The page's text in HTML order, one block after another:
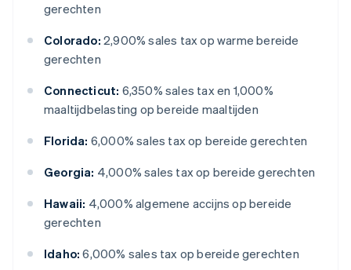
gerechten
Colorado: 2,900% sales tax op warme bereide
gerechten
Connecticut: 6,350% sales tax en 1,000%
maaltijdbelasting op bereide maaltijden
Florida: 6,000% sales tax op bereide gerechten
Georgia: 4,000% sales tax op bereide gerechten
Hawaii: 4,000% algemene accijns op bereide
gerechten
Idaho: 6,000% sales tax op bereide gerechten